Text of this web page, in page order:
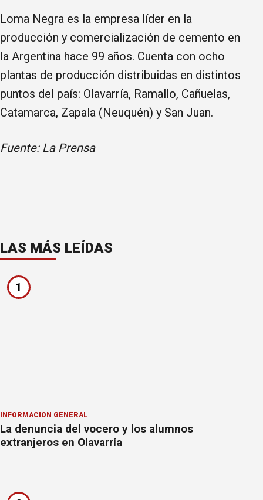
Loma Negra es la empresa líder en la
producción y comercialización de cemento en
la Argentina hace 99 años. Cuenta con ocho
plantas de producción distribuidas en distintos
puntos del país: Olavarría, Ramallo, Cañuelas,
Catamarca, Zapala (Neuquén) y San Juan.
Fuente: La Prensa
LAS MÁS LEÍDAS
1
INFORMACION GENERAL
La denuncia del vocero y los alumnos
extranjeros en Olavarría